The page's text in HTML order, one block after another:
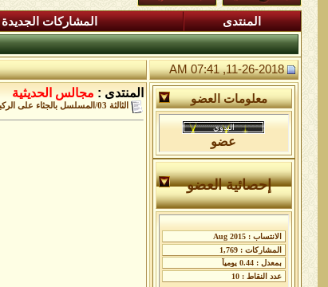
المنتدى المشاركات الجديدة
11-26-2018, 07:41 AM
معلومات العضو
عضو
إحصائية العضو
المنتدى : مجالس الحديثية
الثالثة 03/المسلسل بالجثاء على الركبتين والمسلسل بالدمشقيين